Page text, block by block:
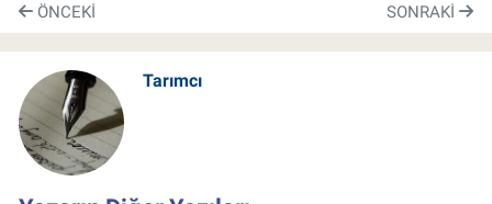
ÖNCEKI SONRAKI
Tarımcı